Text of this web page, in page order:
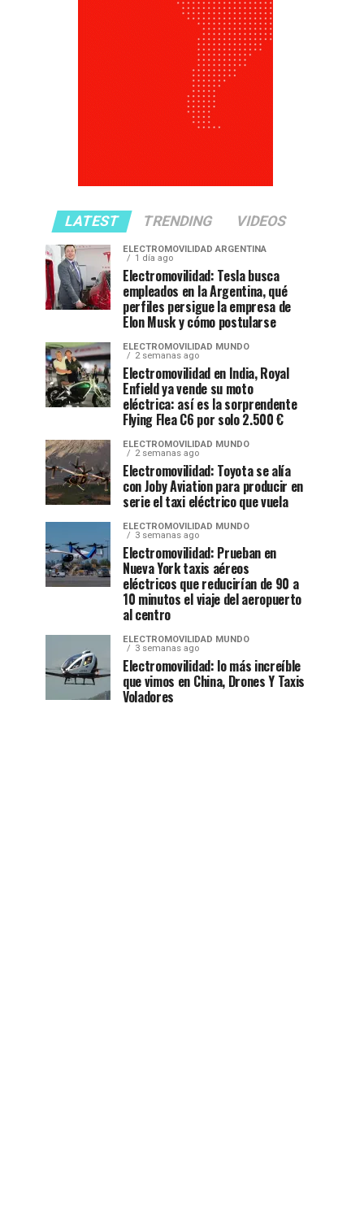
LATEST TRENDING VIDEOS
ELECTROMOVILIDAD ARGENTINA
1 día ago
Electromovilidad: Tesla busca
empleados en la Argentina, qué
perfiles persigue la empresa de
Elon Musk y cómo postularse
ELECTROMOVILIDAD MUNDO
2 semanas ago
Electromovilidad en India, Royal
Enfield ya vende su moto
eléctrica: así es la sorprendente
Flying Flea C6 por solo 2.500 €
ELECTROMOVILIDAD MUNDO
2 semanas ago
Electromovilidad: Toyota se alía
con Joby Aviation para producir en
serie el taxi eléctrico que vuela
ELECTROMOVILIDAD MUNDO
3 semanas ago
Electromovilidad: Prueban en
Nueva York taxis aéreos
eléctricos que reducirían de 90 a
10 minutos el viaje del aeropuerto
al centro
ELECTROMOVILIDAD MUNDO
3 semanas ago
Electromovilidad: lo más increíble
que vimos en China, Drones Y Taxis
Voladores